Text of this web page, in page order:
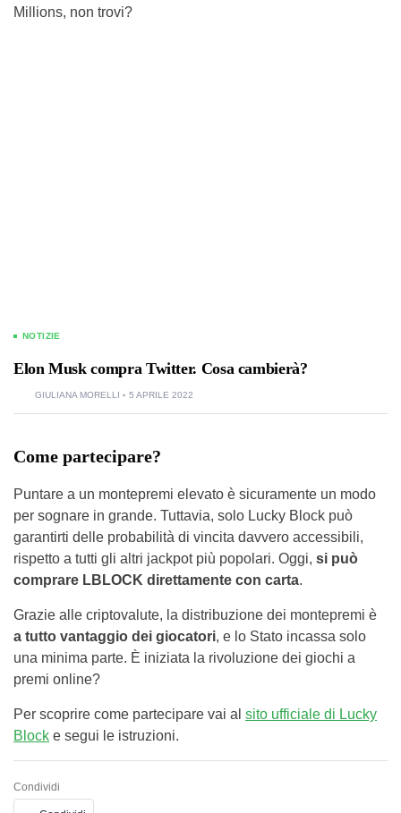
Millions, non trovi?
NOTIZIE
Elon Musk compra Twitter. Cosa cambierà?
GIULIANA MORELLI 5 APRILE 2022
Come partecipare?
Puntare a un montepremi elevato è sicuramente un modo
per sognare in grande. Tuttavia, solo Lucky Block può
garantirti delle probabilità di vincita davvero accessibili,
rispetto a tutti gli altri jackpot più popolari. Oggi, si può
comprare LBLOCK direttamente con carta.
Grazie alle criptovalute, la distribuzione dei montepremi è
a tutto vantaggio dei giocatori, e lo Stato incassa solo
una minima parte. È iniziata la rivoluzione dei giochi a
premi online?
Per scoprire come partecipare vai al sito ufficiale di Lucky
Block e segui le istruzioni.
Condividi